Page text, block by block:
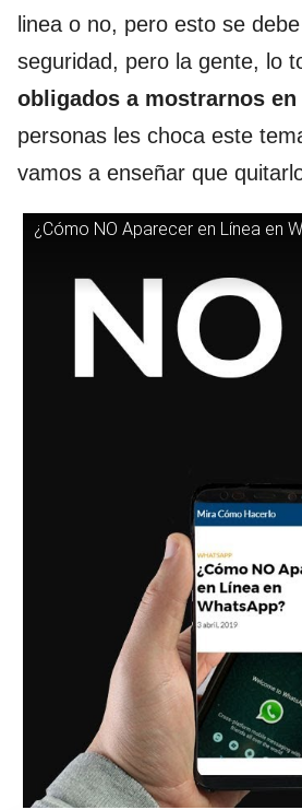
linea o no, pero esto se
seguridad, pero la gente, lo
obligados a mostrarnos
personas les choca este
vamos a enseñar que
¿Cómo NO Aparecer en Línea en